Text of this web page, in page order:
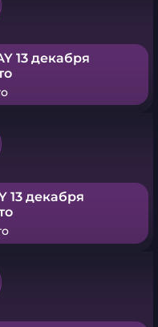
13 декабря
13 декабря